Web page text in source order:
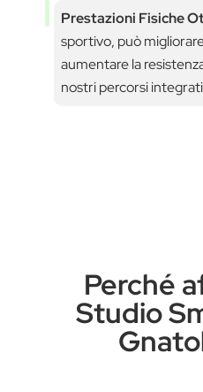
Prestazioni Fisiche
sportivo, può
aumentare la
nostri percorsi
Perché
Studio